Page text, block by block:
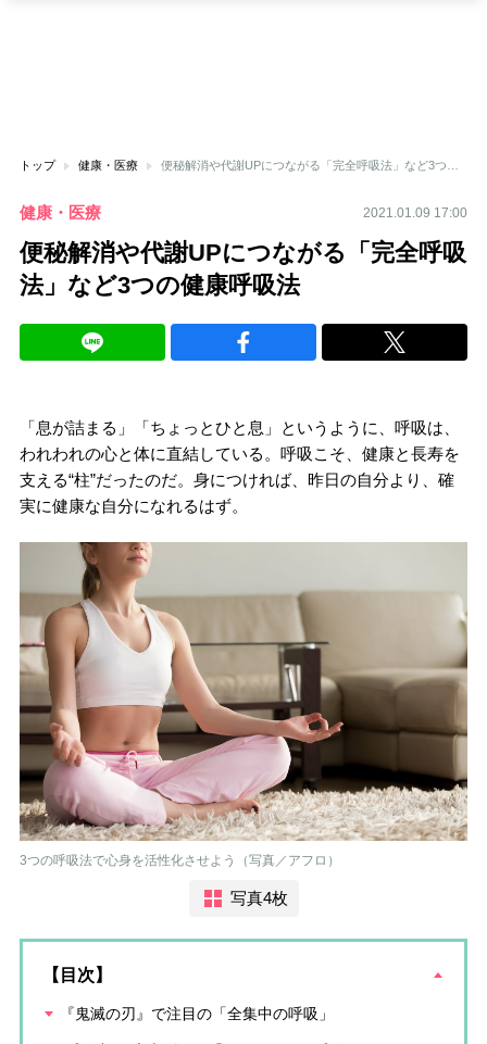
トップ 健康・医療
健康・医療 2021.01.09 17:00
便秘解消や代謝UPにつながる「完全呼吸
法」など3つの健康呼吸法
「息が詰まる」「ちょっとひと息」というように、呼吸は、
われわれの心と体に直結している。呼吸こそ、健康と長寿を
支える“柱”だったのだ。身につければ、昨日の自分より、確
実に健康な自分になれるはず。
3つの呼吸法で心身を活性化させよう（写真／アフロ）
写真4枚
【目次】
『鬼滅の刃』で注目の「全集中の呼吸」